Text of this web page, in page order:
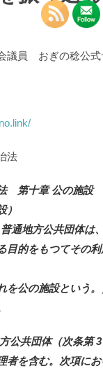
議員 おぎの稔公式
法
第十章 公の施設
）
通地方公共団体は
目的をもつてその
を公の施設という
公共団体（次条第
者を含む。次項にお